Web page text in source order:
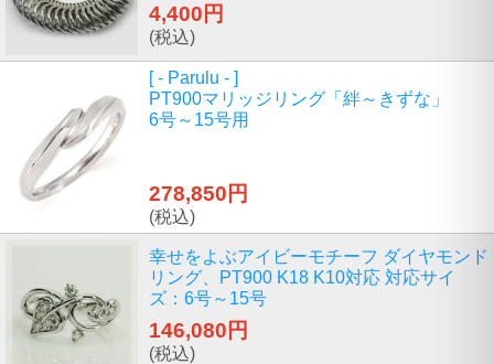
4,400円
(税込)
[ - Parulu - ]
PT900マリッジリング「絆～きずな」
6号～15号用
278,850円
(税込)
幸せをよぶアイビーモチーフ ダイヤモンド
リング、PT900 K18 K10対応 対応サイ
ズ：6号～15号
146,080円
(税込)